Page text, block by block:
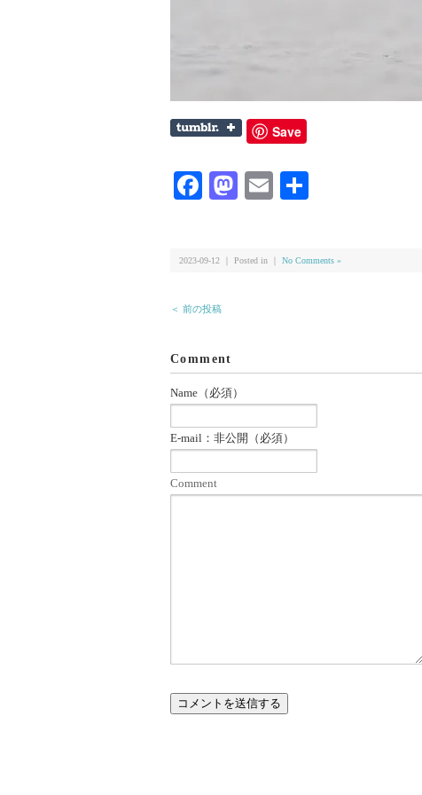
Save
Facebook
Mastodon
Email
2023-09-12 ｜ Posted in ｜ No Comments »
＜ 前の投稿
Comment
Name（必須）
E-mail：非公開（必須）
Comment